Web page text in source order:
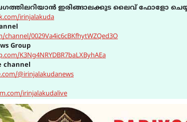
ഇരിങ്ങാലക്കുട ലൈവ് ഫോളോ
irinjalakuda
0029Va4ic6cBKfhytWZQed3O
Group
K3Ng4NRYDBR7baLXByhAEa
channel
@irinjalakudanews
irinjalakudalive